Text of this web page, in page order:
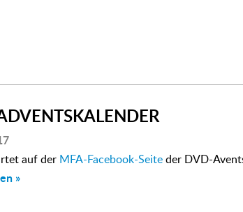
auf der MFA-Facebook-Seiteder DVD-
»